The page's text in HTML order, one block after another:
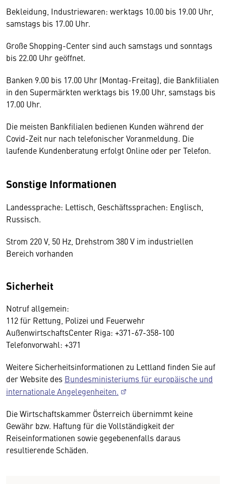
Bekleidung, Industriewaren: werktags 10.00 bis 19.00 Uhr,
samstags bis 17.00 Uhr.
Große Shopping-Center sind auch samstags und sonntags
bis 22.00 Uhr geöffnet.
Banken 9.00 bis 17.00 Uhr (Montag-Freitag), die Bankfilialen
in den Supermärkten werktags bis 19.00 Uhr, samstags bis
17.00 Uhr.
Die meisten Bankfilialen bedienen Kunden während der
Covid-Zeit nur nach telefonischer Voranmeldung. Die
laufende Kundenberatung erfolgt Online oder per Telefon.
Sonstige Informationen
Landessprache: Lettisch, Geschäftssprachen: Englisch,
Russisch.
Strom 220 V, 50 Hz, Drehstrom 380 V im industriellen
Bereich vorhanden
Sicherheit
Notruf allgemein:
112 für Rettung, Polizei und Feuerwehr
AußenwirtschaftsCenter Riga: +371-67-358-100
Telefonvorwahl: +371
Weitere Sicherheitsinformationen zu Lettland finden Sie auf
der Website des Bundesministeriums für europäische und
internationale Angelegenheiten.
Die Wirtschaftskammer Österreich übernimmt keine
Gewähr bzw. Haftung für die Vollständigkeit der
Reiseinformationen sowie gegebenenfalls daraus
resultierende Schäden.